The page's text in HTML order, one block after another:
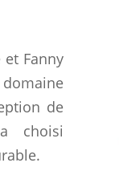
Fanny
de
choisi